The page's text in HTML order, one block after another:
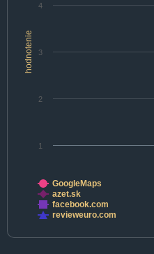
hodnotenie
1
2
3
4
GoogleMaps
azet.sk
facebook.com
revieweuro.com